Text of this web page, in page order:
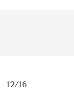
12/16